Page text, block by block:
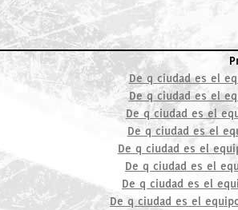
De q ciudad es el
De q ciudad es el
De q ciudad es el
De q ciudad es el
De q ciudad es el
De q ciudad es el
De q ciudad es el
De q ciudad es el equipo